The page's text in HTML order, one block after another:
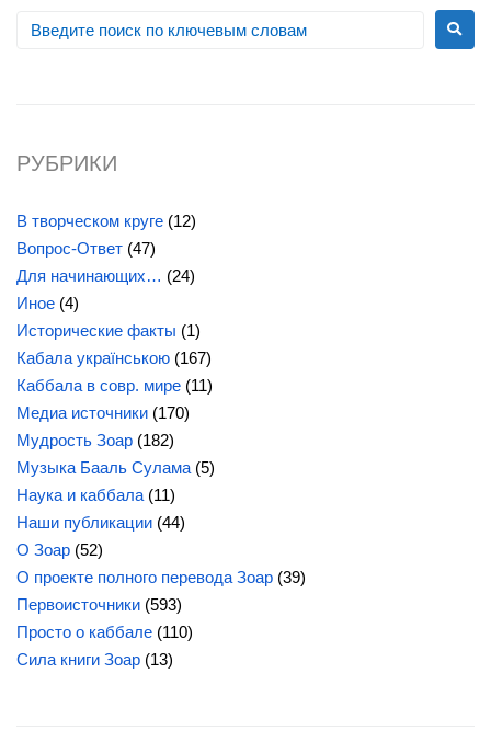
РУБРИКИ
В творческом круге (12)
Вопрос-Ответ (47)
Для начинающих… (24)
Иное (4)
Исторические факты (1)
Кабала українською (167)
Каббала в совр. мире (11)
Медиа источники (170)
Мудрость Зоар (182)
Музыка Бааль Сулама (5)
Наука и каббала (11)
Наши публикации (44)
О Зоар (52)
О проекте полного перевода Зоар (39)
Первоисточники (593)
Просто о каббале (110)
Сила книги Зоар (13)